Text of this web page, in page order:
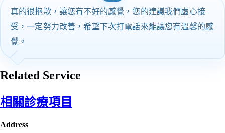
真的很抱歉，讓您有不好的感覺，您的建議我們虛心接
受，一定努力改善，希望下次打電話來能讓您有溫馨的感
覺。
Related Service
相關診療項目
Address